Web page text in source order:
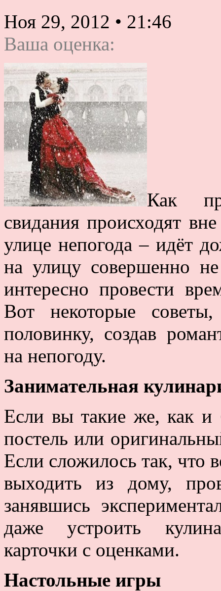
Ноя 29, 2012 • 21:46
Ваша оценка:
Как
свидания происходят
улице непогода – идёт
на улицу совершенно
интересно провести
Вот некоторые
половинку, создав
на непогоду.
Занимательная
Если вы такие же, как и
постель или
Если сложилось так, что
выходить из дому,
занявшись
даже устроить
карточки с оценками.
Настольные игры